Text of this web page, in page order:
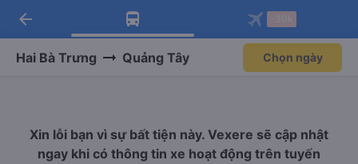
Tải app Vexere ngay!
Nhận ưu đãi thành viên độc
Mở app
Tải app Vexere
-30k/ghế khi đặt vé máy bay qua
Mở app
arrow_back
Hai Bà Trưng Quảng Tây Chọn ngày
Xin lỗi bạn vì sự bất tiện này. Vexere sẽ cập nhật
ngay khi có thông tin xe hoạt động trên tuyến